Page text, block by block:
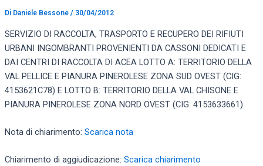
Di Daniele Bessone / 30/04/2012
SERVIZIO DI RACCOLTA, TRASPORTO E RECUPERO DEI RIFIUTI
URBANI INGOMBRANTI PROVENIENTI DA CASSONI DEDICATI E
DAI CENTRI DI RACCOLTA DI ACEA LOTTO A: TERRITORIO DELLA
VAL PELLICE E PIANURA PINEROLESE ZONA SUD OVEST (CIG:
4153621C78) E LOTTO B: TERRITORIO DELLA VAL CHISONE E
PIANURA PINEROLESE ZONA NORD OVEST (CIG: 4153633661)
Nota di chiarimento: Scarica nota
Chiarimento di aggiudicazione: Scarica chiarimento